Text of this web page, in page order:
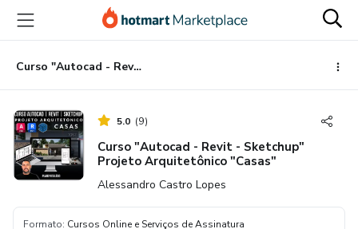
para
conteúdo
principal
para
pagamento
para
rodapé
Curso "Autocad - Revit - Sketchup" Projeto Arquitetônico "Casas"
5.0 (9)
Curso "Autocad - Revit - Sketchup"
Projeto Arquitetônico "Casas"
Alessandro Castro Lopes
Formato: Cursos Online e Serviços de Assinatura